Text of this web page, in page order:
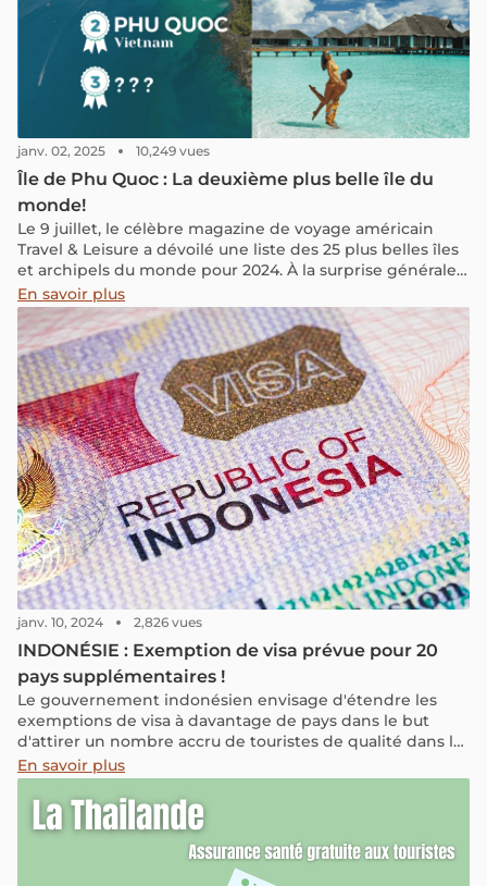
janv. 02, 2025 10,249 vues
Île de Phu Quoc : La deuxième plus belle île du
monde!
Le 9 juillet, le célèbre magazine de voyage américain
Travel & Leisure a dévoilé une liste des 25 plus belles îles
et archipels du monde pour 2024. À la surprise générale,
Phu Quoc est le seul représentant du Vietnam sur la liste,
se classant en deuxième position avec un score total de
94,41/100, juste derrière les Maldives ! Qu'est-ce qui rend
Phu Quoc si attrayante ? Quelles autres îles figurent sur
cette liste ?
En savoir plus
janv. 10, 2024 2,826 vues
INDONÉSIE : Exemption de visa prévue pour 20
pays supplémentaires !
Le gouvernement indonésien envisage d'étendre les
exemptions de visa à davantage de pays dans le but
d'attirer un nombre accru de touristes de qualité dans le
pays.
En savoir plus